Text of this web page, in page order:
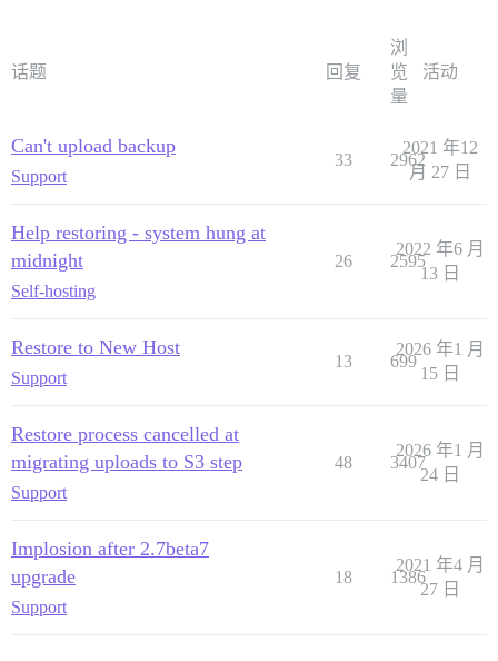
话题 回复
浏
览
量
活动
Can't upload backup
Support
33 2962
2021 年12
月 27 日
Help restoring - system hung at
midnight
Self-hosting
26 2595
2022 年6 月
13 日
Restore to New Host
Support
13 699
2026 年1 月
15 日
Restore process cancelled at
migrating uploads to S3 step
Support
48 3407
2026 年1 月
24 日
Implosion after 2.7beta7
upgrade
Support
18 1386
2021 年4 月
27 日